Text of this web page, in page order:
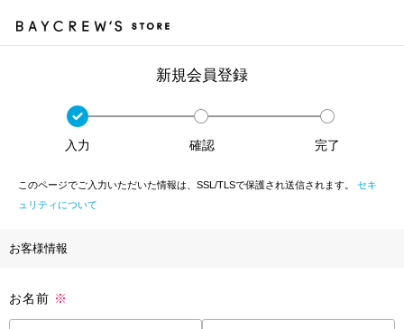
新規会員登録
入力 確認 完了
このページでご入力いただいた情報は、SSL/TLSで保護され送信されます。 セキ
ュリティについて
お客様情報
お名前 ※